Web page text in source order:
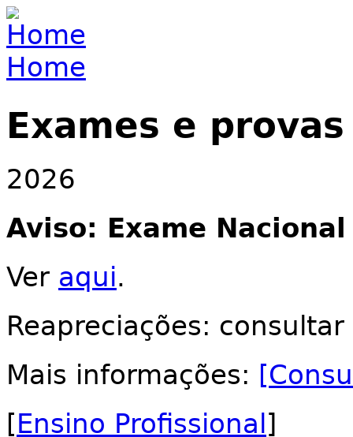
Jump to navigation
You are here
Home
Exames e provas
2026
Aviso: Exame
Ver aqui.
Reapreciações: consultar
Mais informações:
[Ensino Profissional ]